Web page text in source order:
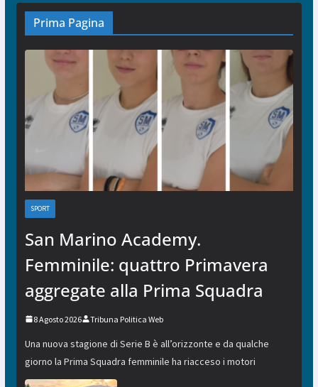
Prima Pagina
SPORT
San Marino Academy.
Femminile: quattro Primavera
aggregate alla Prima Squadra
8 Agosto 2026 Tribuna Politica Web
Una nuova stagione di Serie B è all’orizzonte e da qualche
giorno la Prima Squadra femminile ha riacceso i motori